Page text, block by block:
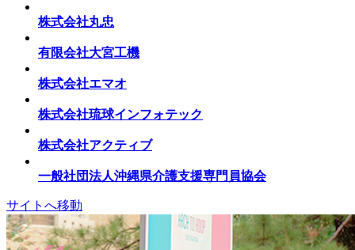
株式会社丸忠
有限会社大宮工機
株式会社エマオ
株式会社琉球インフォテック
株式会社アクティブ
一般社団法人沖縄県介護支援専門員協会
サイトへ移動